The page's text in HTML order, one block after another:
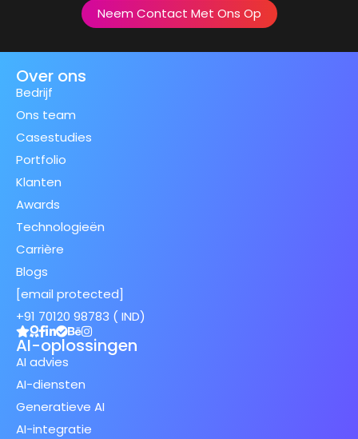
Neem Contact Met Ons Op
Over ons
Bedrijf
Ons team
Casestudies
Portfolio
Klanten
Awards
Technologieën
Carrière
Blogs
[email protected]
+91 70120 98783 ( IND)
AI-oplossingen
AI advies
AI-diensten
Generatieve AI
AI-integratie